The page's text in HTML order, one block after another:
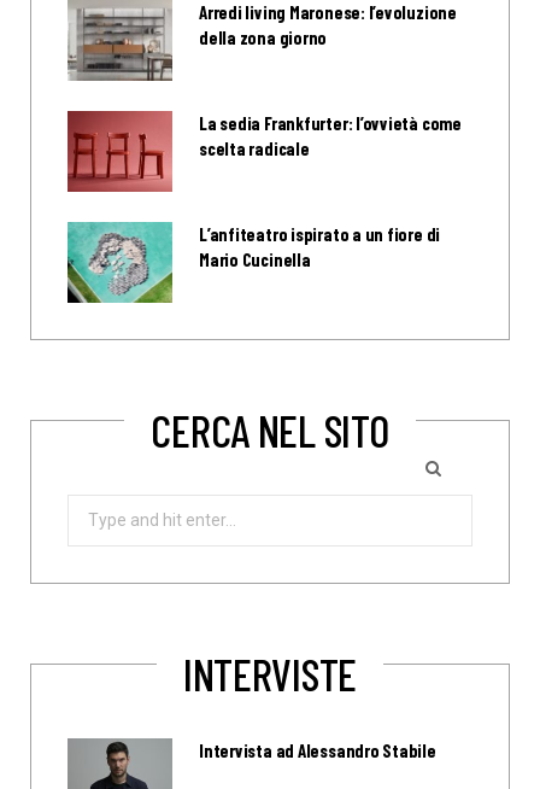
Arredi living Maronese: l’evoluzione
della zona giorno
La sedia Frankfurter: l’ovvietà come
scelta radicale
L’anfiteatro ispirato a un fiore di
Mario Cucinella
CERCA NEL SITO
Search
INTERVISTE
Intervista ad Alessandro Stabile